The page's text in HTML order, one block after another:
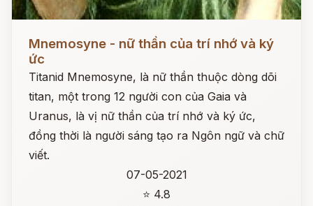
Mnemosyne - nữ thần của trí nhớ và ký
ức
Titanid Mnemosyne, là nữ thần thuộc dòng dõi
titan, một trong 12 người con của Gaia và
Uranus, là vị nữ thần của trí nhớ và ký ức,
đồng thời là người sáng tạo ra Ngôn ngữ và chữ
viết.
07-05-2021
⭐ 4.8